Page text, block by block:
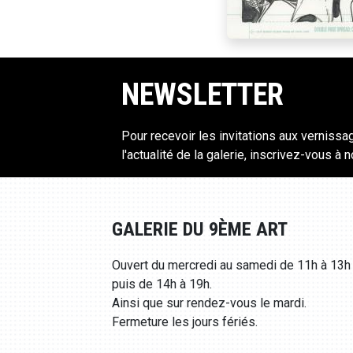
NEWSLETTER
Pour recevoir les invitations aux
l'actualité de la galerie, inscrivez-vous à
GALERIE DU 9ÈME ART
Ouvert du mercredi au samedi de 11h à 13h
puis de 14h à 19h.
Ainsi que sur rendez-vous le mardi.
Fermeture les jours fériés.